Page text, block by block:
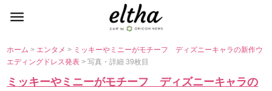
ホーム> エンタメ> ミッキーやミニーがモチーフ ディズニーキャラの新作ウ
エディングドレス発表> 写真・詳細 39枚目
ミッキーやミニーがモチーフ ディズニーキャラの